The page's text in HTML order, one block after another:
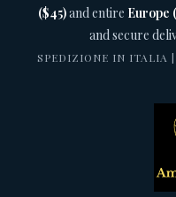
($45)and entire Europe
and secure
SPEDIZIONE IN ITALIA |